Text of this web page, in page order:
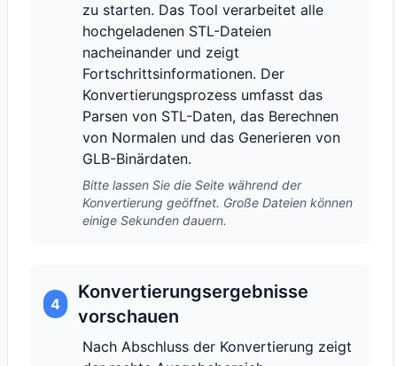
zu starten. Das Tool verarbeitet alle
hochgeladenen STL-Dateien
nacheinander und zeigt
Fortschrittsinformationen. Der
Konvertierungsprozess umfasst das
Parsen von STL-Daten, das Berechnen
von Normalen und das Generieren von
GLB-Binärdaten.
Bitte lassen Sie die Seite während der
Konvertierung geöffnet. Große Dateien können
einige Sekunden dauern.
4
Konvertierungsergebnisse
vorschauen
Nach Abschluss der Konvertierung zeigt